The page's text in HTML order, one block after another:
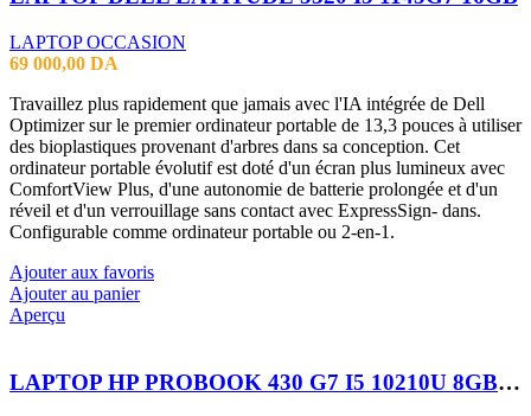
LAPTOP OCCASION
69 000,00 DA
Travaillez plus rapidement que jamais avec l'IA intégrée de Dell
Optimizer sur le premier ordinateur portable de 13,3 pouces à utiliser
des bioplastiques provenant d'arbres dans sa conception. Cet
ordinateur portable évolutif est doté d'un écran plus lumineux avec
ComfortView Plus, d'une autonomie de batterie prolongée et d'un
réveil et d'un verrouillage sans contact avec ExpressSign- dans.
Configurable comme ordinateur portable ou 2-en-1.
Ajouter aux favoris
Ajouter au panier
Aperçu
LAPTOP HP PROBOOK 430 G7 I5 10210U 8GB 256 SSD 13.3 FHD